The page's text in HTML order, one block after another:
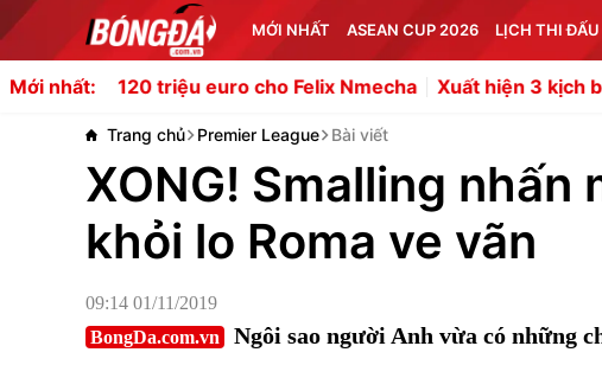
MỚI NHẤT ASEAN CUP 2026 LỊCH THI ĐẤU
Mới nhất:
triệu euro cho Felix Nmecha Xuất hiện 3 kịch bản của
Trang chủ Premier League Bài viết
XONG! Smalling nhấn
khỏi lo Roma ve vãn
09:14 01/11/2019
BongDa.com.vn
Ngôi sao người Anh vừa có những